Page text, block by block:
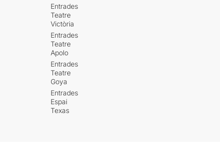
Entrades
Teatre
Victòria
Entrades
Teatre
Apolo
Entrades
Teatre
Goya
Entrades
Espai
Texas